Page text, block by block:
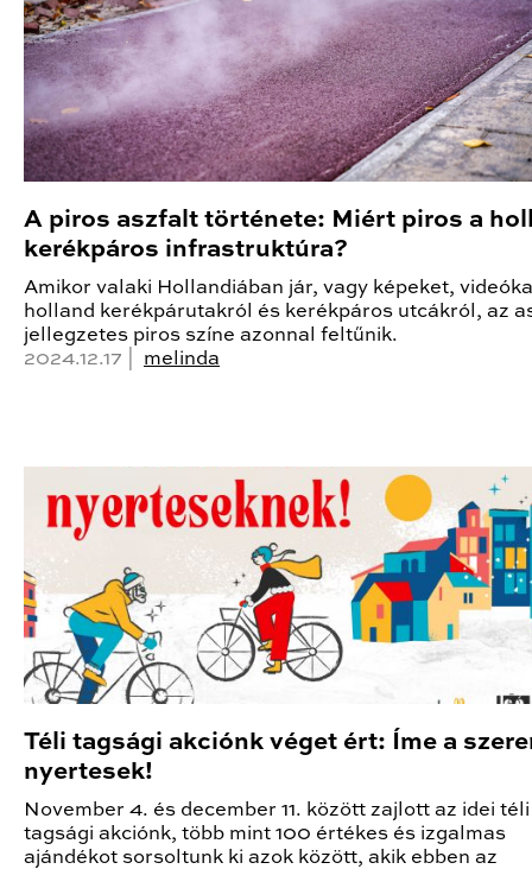
A piros aszfalt története: Miért piros a
kerékpáros infrastruktúra?
Amikor valaki Hollandiában jár, vagy képeket,
holland kerékpárutakról és kerékpáros utcákról, az
jellegzetes piros színe azonnal feltűnik.
2024.12.17 | melinda
Téli tagsági akciónk véget ért: Íme a
nyertesek!
November 4. és december 11. között zajlott az idei téli
tagsági akciónk, több mint 100 értékes és izgalmas
ajándékot sorsoltunk ki azok között, akik ebben az